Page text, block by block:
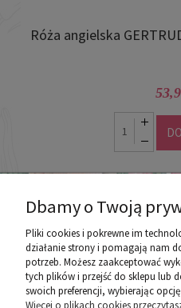
Róża angielska
poznaj
Dbamy o Twoją
Pliki cookies i pokrewne im
działanie strony i pomagają nam
potrzeb. Możesz zaakceptować
tych plików i przejść do sklepu lub
swoich preferencji, wybierając
Więcej o plikach cookies